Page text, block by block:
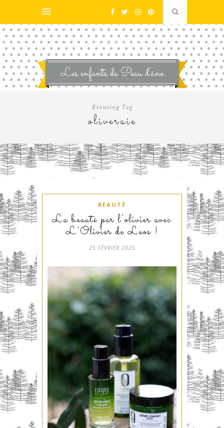
Browsing Tag
oliveraie
BEAUTÉ
La beauté par l’olivier avec
L’Olivier de Leos !
25 FÉVRIER 2025